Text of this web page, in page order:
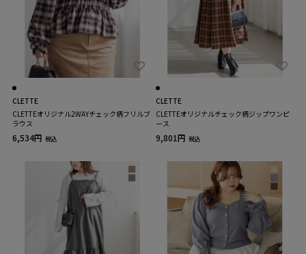
CLETTE
CLETTEオリジナル2WAYチェック柄フリルブ
ラウス
6,534円 税込
CLETTE
CLETTEオリジナルチェック柄ジップワンピ
ース
9,801円 税込